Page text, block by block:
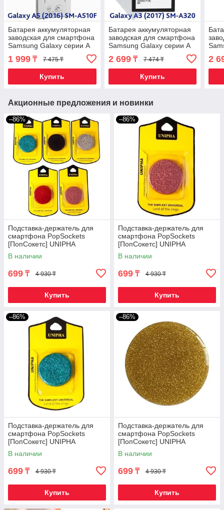
Батарея аккумуляторная
заводская для смартфона
Samsung Galaxy серии A
(A5 (2016))
1 999 ₸ 7 475 ₸
Купить
Батарея аккумуляторная
заводская для смартфона
Samsung Galaxy серии A
(A3 (2017))
2 699₸ 7 474 ₸
Купить
2
Акционные предложения и новинки
–86%
Подставка-держатель для
смартфона PopSockets
[ПопСокетс] UNIPHA
(Бордовый)
В наличии
699 ₸ 4 930 ₸
Купить
–86%
Подставка-держатель для
смартфона PopSockets
[ПопСокетс] UNIPHA
(Розовый)
В наличии
699 ₸ 4 930 ₸
Купить
–86%
Подставка-держатель для
смартфона PopSockets
[ПопСокетс] UNIPHA
(Голубой)
В наличии
699 ₸ 4 930 ₸
Купить
–86%
Подставка-держатель для
смартфона PopSockets
[ПопСокетс] UNIPHA
(Золотистый)
В наличии
699 ₸ 4 930 ₸
Купить